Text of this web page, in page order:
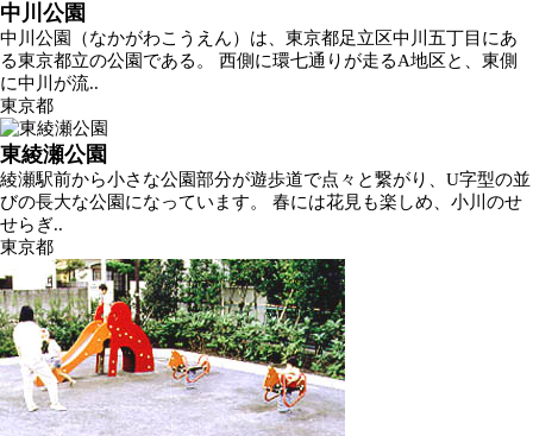
中川公園
中川公園（なかがわこうえん）は、東京都足立区中川五丁目にあ
る東京都立の公園である。 西側に環七通りが走るA地区と、東側
に中川が流..
東京都
東綾瀬公園
綾瀬駅前から小さな公園部分が遊歩道で点々と繋がり、U字型の並
びの長大な公園になっています。 春には花見も楽しめ、小川のせ
せらぎ..
東京都